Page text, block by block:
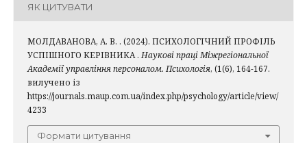
ЯК ЦИТУВАТИ
МОЛДАВАНОВА, А. В. . (2024). ПСИХОЛОГІЧНИЙ ПРОФІЛЬ
УСПІШНОГО КЕРІВНИКА . Наукові праці Міжрегіональної
Академії управління персоналом. Психологія, (1(6), 164-167.
вилучено із
https://journals.maup.com.ua/index.php/psychology/article/view/
4233
Формати цитування